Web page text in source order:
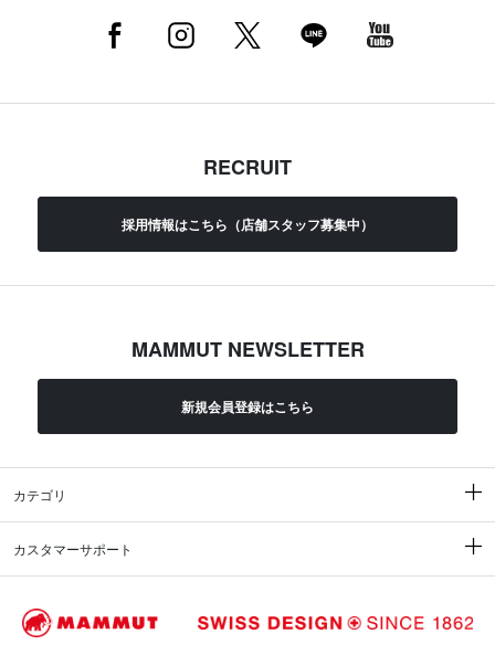
RECRUIT
採用情報はこちら（店舗スタッフ募集中）
MAMMUT NEWSLETTER
新規会員登録はこちら
カテゴリ
カスタマーサポート